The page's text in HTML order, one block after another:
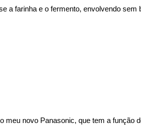
a farinha e o fermento, envolvendo sem
meu novo Panasonic, que tem a função